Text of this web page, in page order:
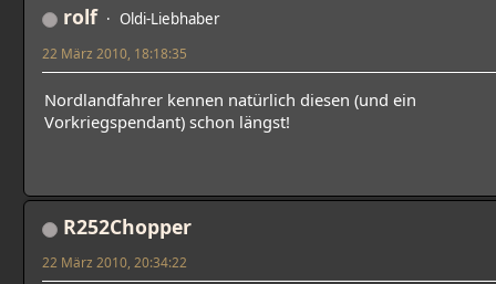
rolf Oldi-Liebhaber
22 März 2010, 18:18:35
Nordlandfahrer kennen natürlich diesen (und ein
Vorkriegspendant) schon längst!
R252Chopper
22 März 2010, 20:34:22